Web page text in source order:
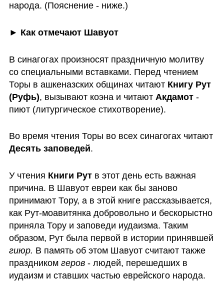
народа. (Пояснение - ниже.)
► Как отмечают Шавуот
В синагогах произносят праздничную молитву
со специальными вставками. Перед чтением
Торы в ашкеназских общинах читают Книгу Рут
(Руфь), вызывают коэна и читают Акдамот -
пиют (литургическое стихотворение).
Во время чтения Торы во всех синагогах читают
Десять заповедей.
У чтения Книги Рут в этот день есть важная
причина. В Шавуот евреи как бы заново
принимают Тору, а в этой книге рассказывается,
как Рут-моавитянка добровольно и бескорыстно
приняла Тору и заповеди иудаизма. Таким
гиюр. В память об этом Шавуот считают также
праздником геров - людей, перешедших в
иудаизм и ставших частью еврейского народа.